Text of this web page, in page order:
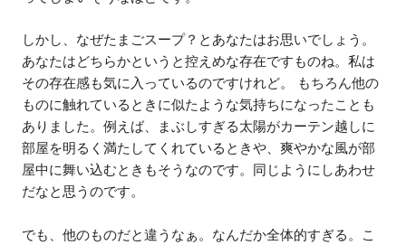
しかし、なぜたまごスープ？とあなたはお思いでしょう。
あなたはどちらかというと控えめな存在ですものね。私は
その存在感も気に入っているのですけれど。 もちろん他の
ものに触れているときに似たような気持ちになったことも
ありました。例えば、まぶしすぎる太陽がカーテン越しに
部屋を明るく満たしてくれているときや、爽やかな風が部
屋中に舞い込むときもそうなのです。同じようにしあわせ
だなと思うのです。
でも、他のものだと違うなぁ。なんだか全体的すぎる。こ